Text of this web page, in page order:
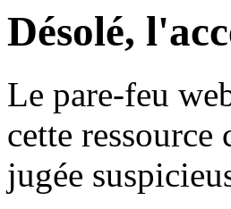
Désolé,
Le pare-feu
cette ressource
jugée